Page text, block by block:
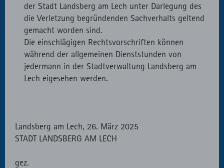
der Stadt Landsberg am Lech unter Darlegung des
die Verletzung begründenden Sachverhalts geltend
gemacht worden sind.
Die einschlägigen Rechtsvorschriften können
während der allgemeinen Dienststunden von
jedermann in der Stadtverwaltung Landsberg am
Lech eigesehen werden.
Landsberg am Lech, 26. März 2025
STADT LANDSBERG AM LECH
gez.